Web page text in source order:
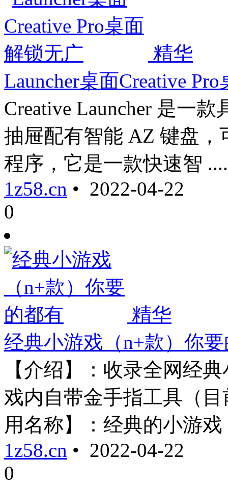
精华
Launcher桌面Creative
Creative Launcher 是一
抽屉配有智能 AZ 键盘
程序，它是一款快速智
1z58.cn • 2022-04-22
0
精华
经典小游戏（n+款）你
【介绍】：收录全网经
戏内自带金手指工具（
用名称】：经典的小游戏
1z58.cn • 2022-04-22
0